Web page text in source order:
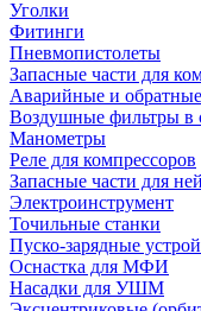
Уголки
Фитинги
Пневмопистолеты
Запасные части для
Аварийные и
Воздушные фильтры в
Манометры
Реле для компрессоров
Запасные части для
Электроинструмент
Точильные станки
Пуско-зарядные
Оснастка для МФИ
Насадки для УШМ